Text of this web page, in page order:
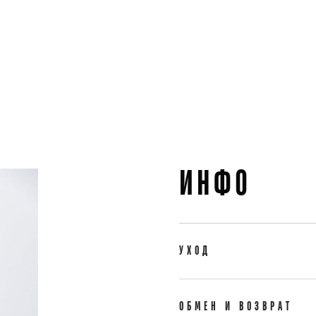
ИНФО
УХОД
ОБМЕН И ВОЗВРАТ